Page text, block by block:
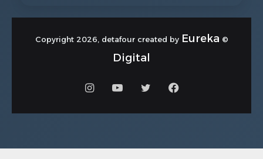
© Copyright 2026, detafour created by
Eureka
Digital
فيسبوكتويتر يوتيوبانستقرام